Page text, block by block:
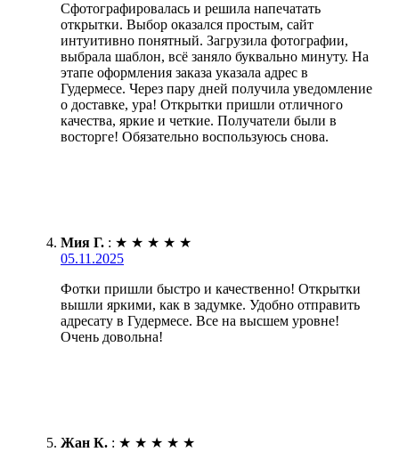
Сфотографировалась и решила напечатать
открытки. Выбор оказался простым, сайт
интуитивно понятный. Загрузила фотографии,
выбрала шаблон, всё заняло буквально минуту. На
этапе оформления заказа указала адрес в
Гудермесе. Через пару дней получила уведомление
о доставке, ура! Открытки пришли отличного
качества, яркие и четкие. Получатели были в
восторге! Обязательно воспользуюсь снова.
Мия Г. : ★ ★ ★ ★ ★
05.11.2025
Фотки пришли быстро и качественно! Открытки
вышли яркими, как в задумке. Удобно отправить
адресату в Гудермесе. Все на высшем уровне!
Очень довольна!
Жан К. : ★ ★ ★ ★ ★